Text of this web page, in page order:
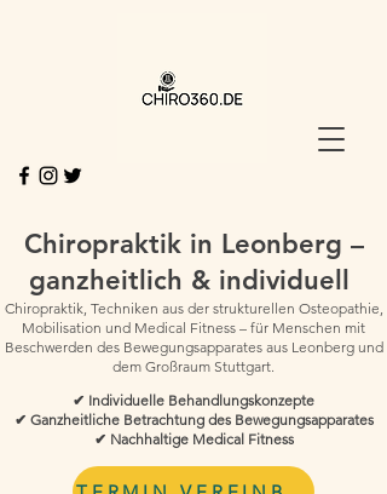
Chiropraktik in Leonberg –
ganzheitlich & individuell
Chiropraktik, Techniken aus der strukturellen Osteopathie,
Mobilisation und Medical Fitness – für Menschen mit
Beschwerden des Bewegungsapparates aus Leonberg und
dem Großraum Stuttgart.
✔ Individuelle Behandlungskonzepte
✔ Ganzheitliche Betrachtung des Bewegungsapparates
✔ Nachhaltige Medical Fitness